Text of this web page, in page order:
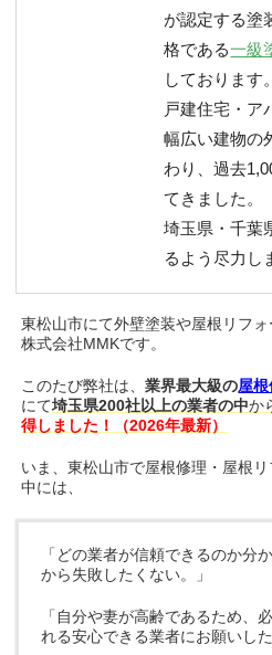
が認定する塗
格である一級
しております。
戸建住宅・ア
幅広い建物の
わり、過去
てきました。
埼玉県・千葉
るよう尽力し
東松山市にて外壁塗装や屋根リフ
株式会社MMKです。
このたび弊社は、業界最大級の屋
にて埼玉県200社以上の業者の中か
得しました！（2026年最新）
いま、東松山市で屋根修理・屋根
中には、
「どの業者が信頼できるのか分
から失敗したくない。」
「自分や妻が高齢であるため、
れる安心できる業者にお願いした